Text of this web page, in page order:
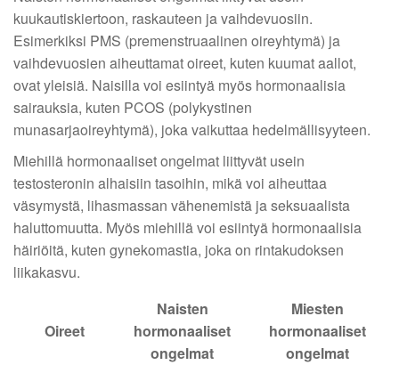
kuukautiskiertoon, raskauteen ja vaihdevuosiin.
Esimerkiksi PMS (premenstruaalinen oireyhtymä) ja
vaihdevuosien aiheuttamat oireet, kuten kuumat aallot,
ovat yleisiä. Naisilla voi esiintyä myös hormonaalisia
sairauksia, kuten PCOS (polykystinen
munasarjaoireyhtymä), joka vaikuttaa hedelmällisyyteen.
Miehillä hormonaaliset ongelmat liittyvät usein
testosteronin alhaisiin tasoihin, mikä voi aiheuttaa
väsymystä, lihasmassan vähenemistä ja seksuaalista
haluttomuutta. Myös miehillä voi esiintyä hormonaalisia
häiriöitä, kuten gynekomastia, joka on rintakudoksen
liikakasvu.
Oireet
Naisten
hormonaaliset
ongelmat
Miesten
hormonaaliset
ongelmat